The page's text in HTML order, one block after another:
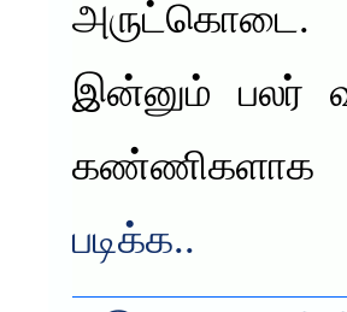
அருட்கொடை.
இன்னும் பலர்
கண்ணிகளாக
படிக்க..